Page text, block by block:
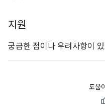
지원
궁금한 점이나 우려사항이
도움